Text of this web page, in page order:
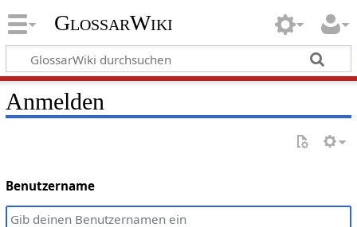
GlossarWiki
Anmelden
Benutzername